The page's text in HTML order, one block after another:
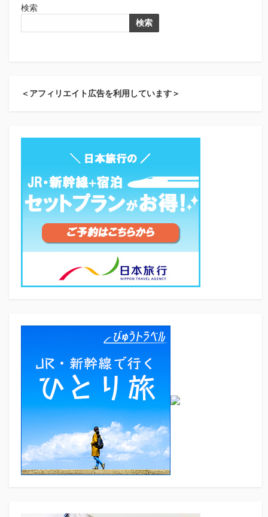
検索
検索
＜アフィリエイト広告を利用しています＞